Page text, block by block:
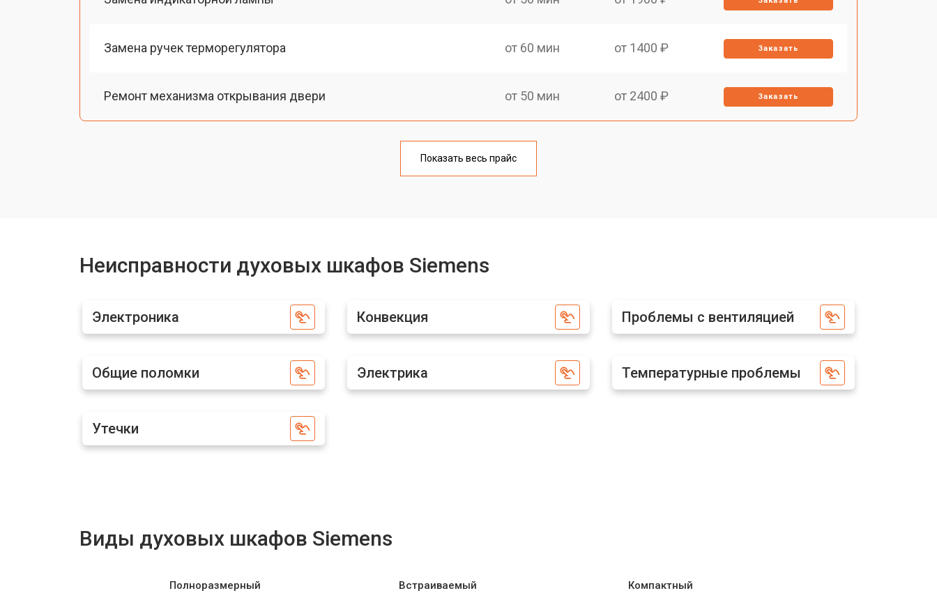
Замена ручек терморегулятора от 60 мин от 1400 ₽ Заказать
Ремонт механизма открывания двери от 50 мин от 2400 ₽ Заказать
от 90 мин
Замена панели управления от 120 мин от 4500 ₽ Заказать
Показать весь прайс
Неисправности духовых шкафов Siemens
Электроника Конвекция Проблемы с вентиляцией
Общие поломки Электрика Температурные проблемы
Утечки
Виды духовых шкафов Siemens
Полноразмерный Встраиваемый Компактный